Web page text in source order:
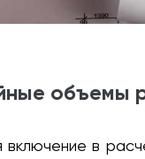
объемы
в